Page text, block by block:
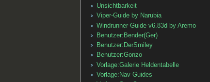
Unsichtbarkeit
Viper-Guide by Narubia
Windrunner-Guide v6.83d by Aremo
Benutzer:Bender(Ger)
Benutzer:DerSmiley
Benutzer:Gonzo
Vorlage:Galerie Heldentabelle
Vorlage:Nav Guides